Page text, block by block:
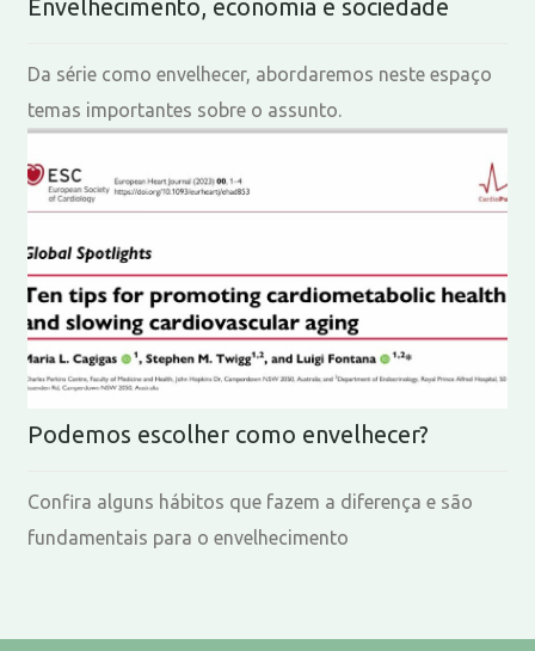
Envelhecimento, economia e sociedade
Da série como envelhecer, abordaremos neste espaço
temas importantes sobre o assunto.
Podemos escolher como envelhecer?
Confira alguns hábitos que fazem a diferença e são
fundamentais para o envelhecimento